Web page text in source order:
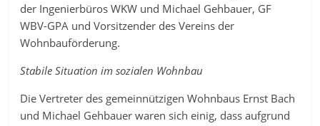
der Ingenierbüros WKW und Michael Gehbauer, GF
WBV-GPA und Vorsitzender des Vereins der
Wohnbauförderung.
Stabile Situation im sozialen Wohnbau
Die Vertreter des gemeinnützigen Wohnbaus Ernst Bach
und Michael Gehbauer waren sich einig, dass aufgrund